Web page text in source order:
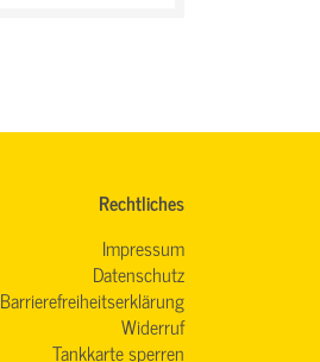
Rechtliches
Impressum
Datenschutz
Barrierefreiheitserklärung
Widerruf
Tankkarte sperren